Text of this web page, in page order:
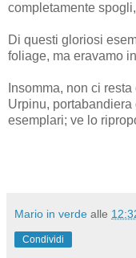
completamente
Di questi gloriosi
foliage, ma eravamo
Insomma, non ci
Urpinu,
esemplari; ve lo
Mario in verde alle
Condividi